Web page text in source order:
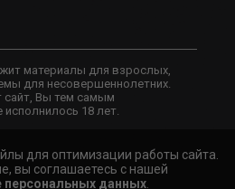
материалы для взрослых,
для несовершеннолетних.
сайт, Вы тем самым
18 лет.
для оптимизации работы сайта.
вы соглашаетесь с нашей
персональных данных